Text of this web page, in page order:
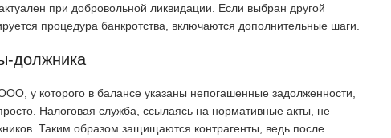
при добровольной ликвидации. Если выбран другой
процедура банкротства, включаются дополнительные шаги.
должника
у которого в балансе указаны непогашенные задолженности,
Налоговая служба, ссылаясь на нормативные акты, не
Таким образом защищаются контрагенты, ведь после